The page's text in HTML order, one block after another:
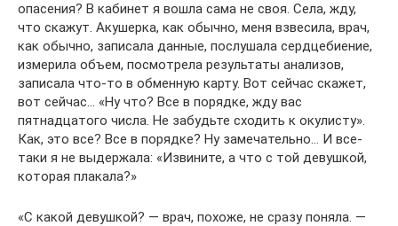
опасения? В кабинет я вошла сама не своя. Села, жду,
что скажут. Акушерка, как обычно, меня взвесила, врач,
как обычно, записала данные, послушала сердцебиение,
измерила объем, посмотрела результаты анализов,
записала что-то в обменную карту. Вот сейчас скажет,
вот сейчас… «Ну что? Все в порядке, жду вас
пятнадцатого числа. Не забудьте сходить к окулисту».
Как, это все? Все в порядке? Ну замечательно… И все-
таки я не выдержала: «Извините, а что с той девушкой,
которая плакала?»
«С какой девушкой? — врач, похоже, не сразу поняла. —